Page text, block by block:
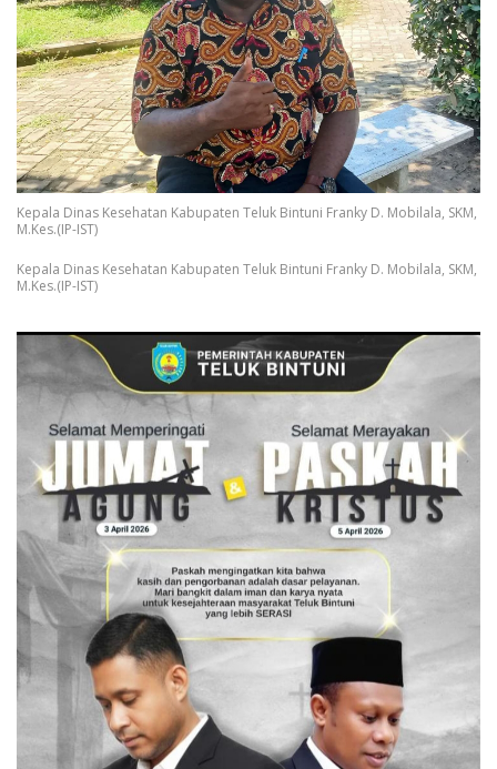
Kepala Dinas Kesehatan Kabupaten Teluk Bintuni Franky D. Mobilala, SKM,
M.Kes.(IP-IST)
Kepala Dinas Kesehatan Kabupaten Teluk Bintuni Franky D. Mobilala, SKM,
M.Kes.(IP-IST)